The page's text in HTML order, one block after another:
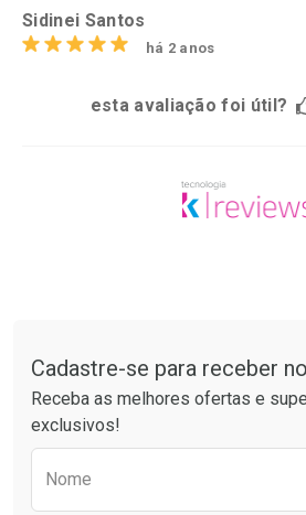
Sidinei Santos
há 2 anos
esta avaliação foi útil?
Cadastre-se para receber
Receba as melhores ofertas e
exclusivos!
Nome